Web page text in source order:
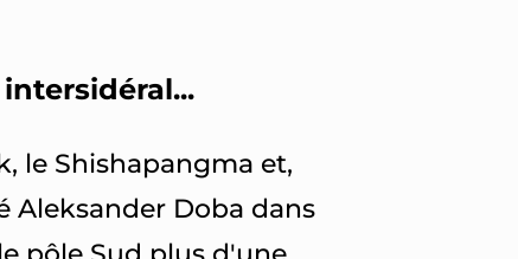
le Shishapangma et,
Aleksander Doba dans